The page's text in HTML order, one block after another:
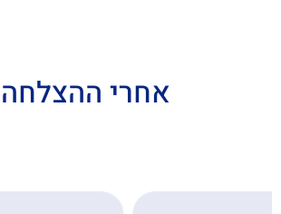
אחרי